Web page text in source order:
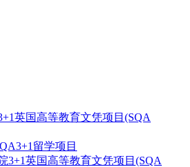
英国高等教育文凭项目(SQA